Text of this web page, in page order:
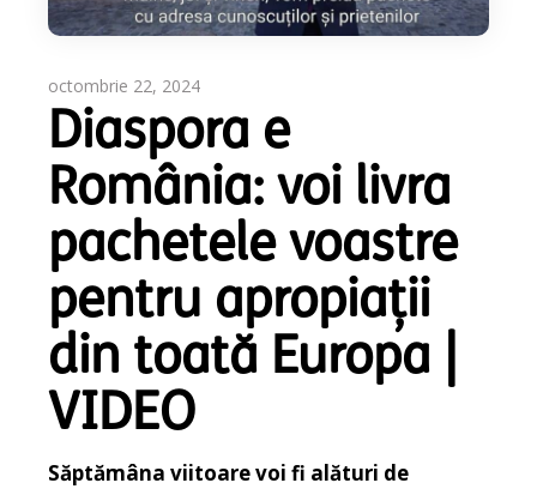
octombrie 22, 2024
Diaspora e
România: voi livra
pachetele voastre
pentru apropiații
din toată Europa |
VIDEO
Săptămâna viitoare voi fi alături de